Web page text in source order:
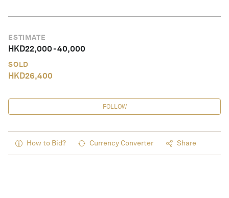
ESTIMATE
HKD22,000-40,000
SOLD
HKD26,400
FOLLOW
How to Bid? Currency Converter Share